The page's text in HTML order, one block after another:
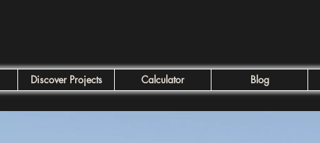
Discover Projects Calculator Blog